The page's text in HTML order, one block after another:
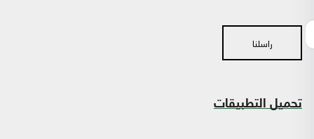
راسلنا
تحميل التطبيقات